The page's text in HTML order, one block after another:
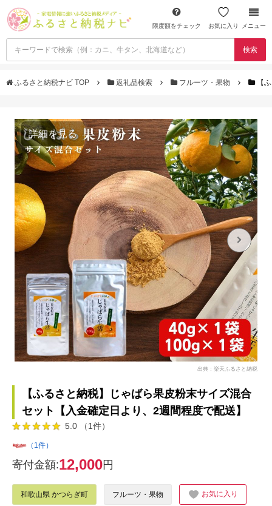
限度額をチェック お気に入り メニュー
検索
ふるさと納税ナビ TOP 返礼品検索 フルーツ・果物 【
詳細を見る
出典：楽天ふるさと納税
【ふるさと納税】じゃばら果皮粉末サイズ混合
セット【入金確定日より、2週間程度で配送】
5.0 （1件）
（1件）
寄付金額:12,000円
和歌山県 かつらぎ町 フルーツ・果物 お気に入り